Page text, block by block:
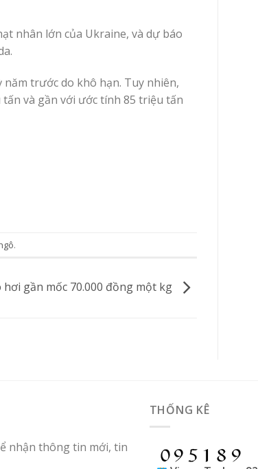
nhân lớn của Ukraine, và dự báo
năm trước do khô hạn. Tuy nhiên,
và gần với ước tính 85 triệu tấn
.
hơi gần mốc 70.000 đồng một kg
nhận thông tin mới, tin
THỐNG KÊ